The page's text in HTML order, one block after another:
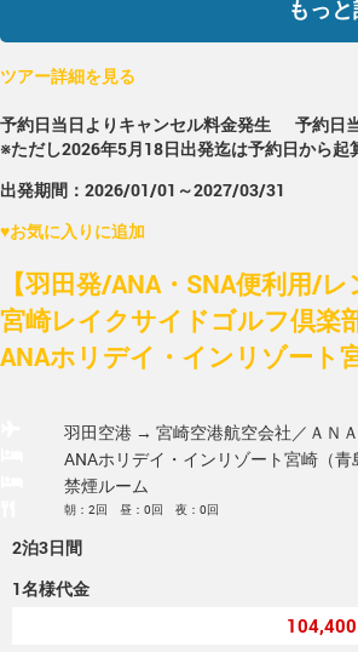
もっ
ツアー詳細を見る
予約日当日よりキャンセル料金発生
予約日
※ただし2026年5月18日出発迄は予約日から
出発期間：2026/01/01～2027/03/31
♥お気に入りに追加
【羽田発/ANA・SNA便利用/
宮崎レイクサイドゴルフ倶楽
ANAホリデイ・インリゾート
羽田空港 → 宮崎空港航空会社／ＡＮＡ
ANAホリデイ・インリゾート宮崎（青
禁煙ルーム
朝：2回 昼：0回 夜：0回
2泊3日間
1名様代金